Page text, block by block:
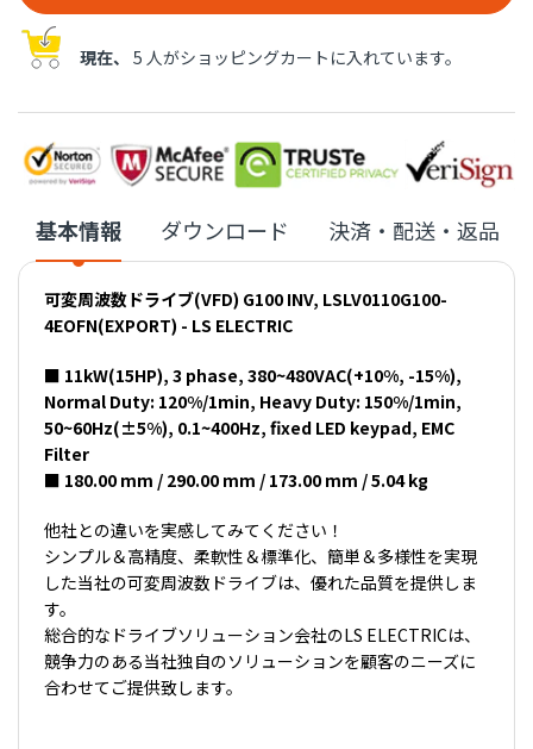
現在、 5 人がショッピングカートに入れています。
基本情報 ダウンロード 決済・配送・返品
可変周波数ドライブ(VFD) G100 INV, LSLV0110G100-
4EOFN(EXPORT) - LS ELECTRIC
■ 11kW(15HP), 3 phase, 380~480VAC(+10%, -15%),
Normal Duty: 120%/1min, Heavy Duty: 150%/1min,
50~60Hz(±5%), 0.1~400Hz, fixed LED keypad, EMC
Filter
■ 180.00 mm / 290.00 mm / 173.00 mm / 5.04 kg
他社との違いを実感してみてください！
シンプル＆高精度、柔軟性＆標準化、簡単＆多様性を実現
した当社の可変周波数ドライブは、優れた品質を提供しま
す。
総合的なドライブソリューション会社のLS ELECTRICは、
競争力のある当社独自のソリューションを顧客のニーズに
合わせてご提供致します。